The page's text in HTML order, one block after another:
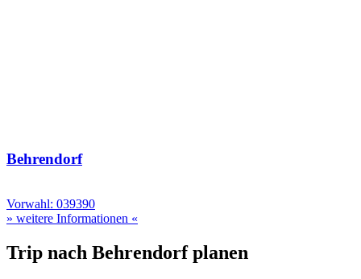
Behrendorf
Vorwahl: 039390
» weitere Informationen «
Trip nach Behrendorf planen